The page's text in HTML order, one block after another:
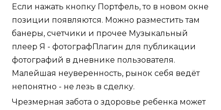
Если нажать кнопку Портфель, то в новом окне
позиции появляются. Можно разместить там
банеры, счетчики и прочее Музыкальный
плеер Я - фотографПлагин для публикации
фотографий в дневнике пользователя.
Малейшая неуверенность, рынок себя ведёт
непонятно - не лезь в сделку.
Чрезмерная забота о здоровье ребенка может